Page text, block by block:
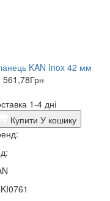
KAN Inox 42 мм
561,78Грн
1-4 дні
Купити У кошику